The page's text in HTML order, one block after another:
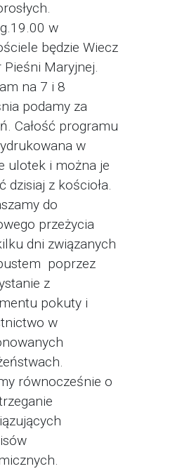
w
będzie Wiecz
Pieśni Maryjnej.
na 7 i 8
podamy za
Całość programu
w
ulotek i można je
dzisiaj z kościoła.
do
przeżycia
dni związanych
poprzez
z
pokuty i
w
równocześnie o